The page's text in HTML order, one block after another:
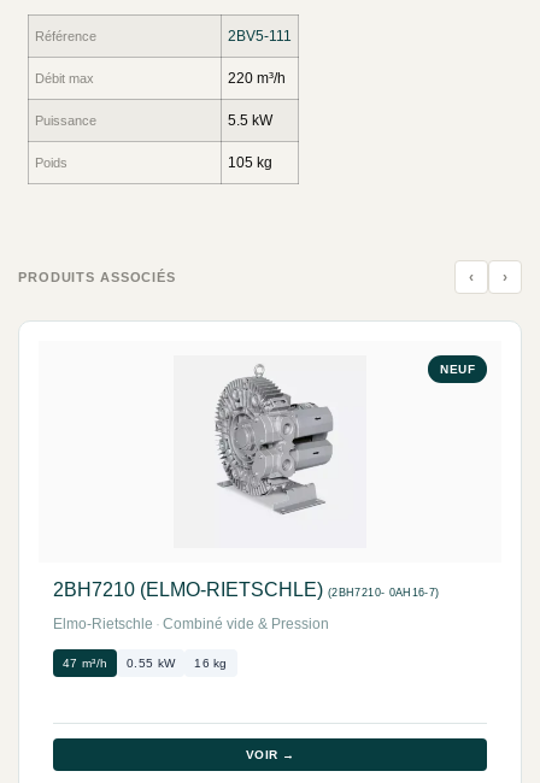
Référence 2BV5-111
Débit max 220 m³/h
Puissance 5.5 kW
Poids 105 kg
PRODUITS ASSOCIÉS ‹ ›
NEUF
2BH7210 (ELMO-RIETSCHLE) (2BH7210- 0AH16-7)
Elmo-Rietschle · Combiné vide & Pression
47 m³/h 0.55 kW 16 kg
VOIR →